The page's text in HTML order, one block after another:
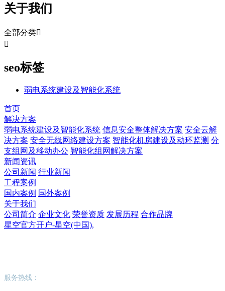
关于我们
全部分类

seo标签
弱电系统建设及智能化系统
首页
解决方案
弱电系统建设及智能化系统 信息安全整体解决方案 安全云解
决方案 安全无线网络建设方案 智能化机房建设及动环监测 分
支组网及移动办公 智能化组网解决方案
新闻资讯
公司新闻 行业新闻
工程案例
国内案例 国外案例
关于我们
公司简介 企业文化 荣誉资质 发展历程 合作品牌
星空官方开户-星空(中国),
服务热线：